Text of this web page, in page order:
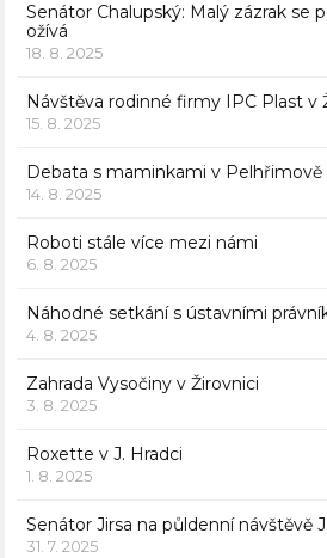
Senátor Chalupský: Malý zázrak se
ožívá
18. 8. 2025
Návštěva rodinné firmy IPC Plast v
15. 8. 2025
Debata s maminkami v Pelhřimově
14. 8. 2025
Roboti stále více mezi námi
6. 8. 2025
Náhodné setkání s ústavními
4. 8. 2025
Zahrada Vysočiny v Žirovnici
3. 8. 2025
Roxette v J. Hradci
1. 8. 2025
Senátor Jirsa na půldenní návštěvě
31. 7. 2025